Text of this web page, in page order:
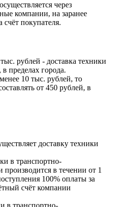
через
компании, на заранее
покупателя.
рублей - доставка техники
в пределах города.
10 тыс. рублей, то
от 450 рублей, в
доставку техники
в транспортно-
в течении от 1
100% оплаты за
счёт компании